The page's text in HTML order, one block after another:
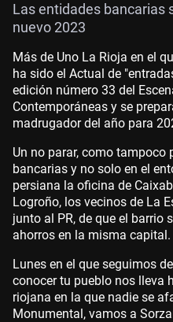
Las entidades bancarias
nuevo 2023
Más de Uno La Rioja en el
ha sido el Actual de
edición número 33 del
Contemporáneas y se
madrugador del año para
Un no parar, como tampoco
bancarias y no solo en el
persiana la oficina de
Logroño, los vecinos de La
junto al PR, de que el barrio
ahorros en la misma capital.
Lunes en el que seguimos
conocer tu pueblo nos lleva
riojana en la que nadie se
Monumental, vamos a